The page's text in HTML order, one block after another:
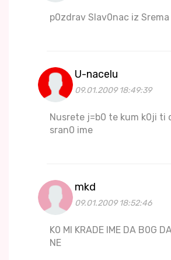
p0zdrav Slav0nac iz Srema
U-nacelu
09.01.2009 18:49:39
Nusrete j=b0 te kum k0ji ti
sran0 ime
mkd
09.01.2009 18:52:46
K0 MI KRADE IME DA B0G
NE